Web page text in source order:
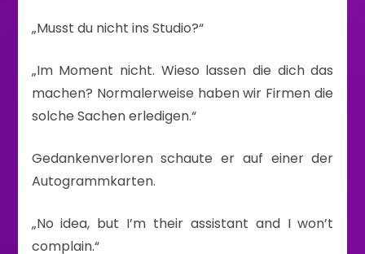
„Musst du nicht ins Studio?“
„Im Moment nicht. Wieso lassen die dich das
machen? Normalerweise haben wir Firmen die
solche Sachen erledigen.“
Gedankenverloren schaute er auf einer der
Autogrammkarten.
„No idea, but I’m their assistant and I won’t
complain.“